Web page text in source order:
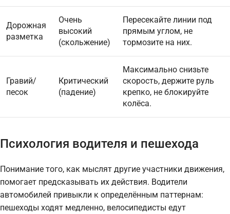
Дорожная
разметка
Очень
высокий
(скольжение)
Пересекайте линии под
прямым углом, не
тормозите на них.
Гравий/
песок
Критический
(падение)
Максимально снизьте
скорость, держите руль
крепко, не блокируйте
колёса.
Психология водителя и пешехода
Понимание того, как мыслят другие участники движения,
помогает предсказывать их действия. Водители
автомобилей привыкли к определённым паттернам:
пешеходы ходят медленно, велосипедисты едут